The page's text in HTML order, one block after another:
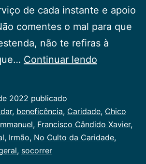
de cada instante e apoio
comentes o mal para que
não te refiras à
Continuar lendo
Caridade
2022 publicado
, beneficência, Caridade, Chico
, Francisco Cândido Xavier,
, Irmão, No Culto da Caridade,
, socorrer